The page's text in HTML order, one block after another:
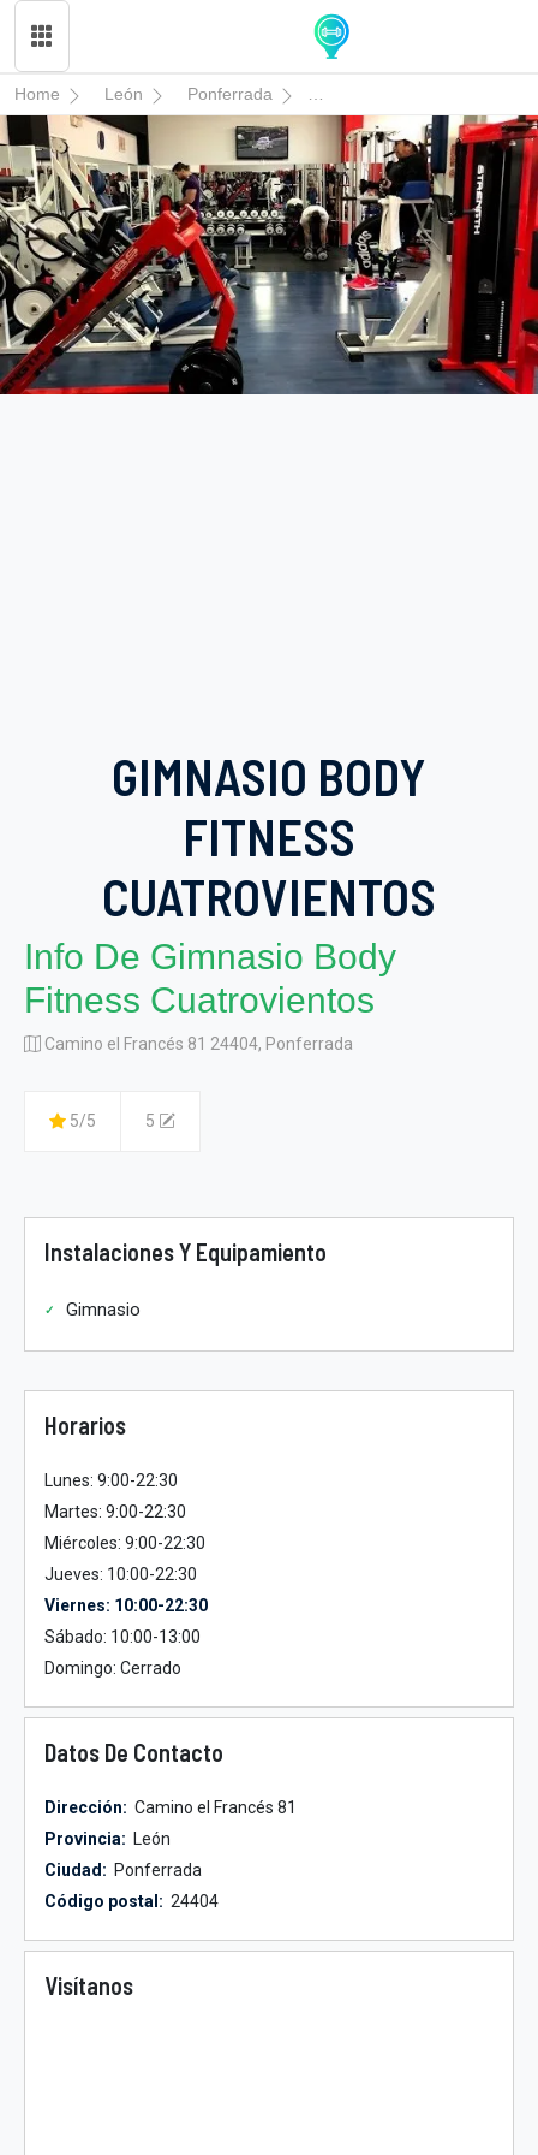
Home León Ponferrada Gimnasio Body Fitness
GIMNASIO BODY
FITNESS
CUATROVIENTOS
Info De Gimnasio Body
Fitness Cuatrovientos
Camino el Francés 81 24404, Ponferrada
5/5 5
Instalaciones Y Equipamiento
Gimnasio
Horarios
Lunes: 9:00-22:30
Martes: 9:00-22:30
Miércoles: 9:00-22:30
Jueves: 10:00-22:30
Viernes: 10:00-22:30
Sábado: 10:00-13:00
Domingo: Cerrado
Datos De Contacto
Dirección: Camino el Francés 81
Provincia: León
Ciudad: Ponferrada
Código postal: 24404
Visítanos